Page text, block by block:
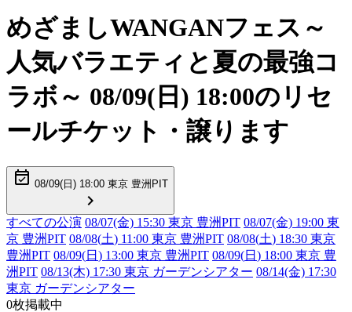
めざましWANGANフェス～
人気バラエティと夏の最強コ
ラボ～ 08/09(日) 18:00のリセ
ールチケット・譲ります
event_available 08/09( 日 ) 18:00 東京 豊洲PIT
chevron_right
すべての公演 08/07(金) 15:30 東京 豊洲PIT 08/07(金) 19:00 東
京 豊洲PIT 08/08(土) 11:00 東京 豊洲PIT 08/08(土) 18:30 東京
豊洲PIT 08/09(日 ) 13:00 東京 豊洲PIT 08/09(日 ) 18:00 東京 豊
洲PIT 08/13(木) 17:30 東京 ガーデンシアター 08/14(金) 17:30
東京 ガーデンシアター
0枚掲載中